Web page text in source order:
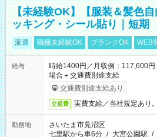
【未経験OK】【服装＆髪色
ッキング・シール貼り｜短期
派遣 職種未経験OK ブランクOK WEB
給与
時給1400円／月収例：117,600
場合＋交通費別途支給
交通費別途支給あり
交通費 実費支給／当社規定あり。
勤務地
さいたま市見沼区
七里駅から車6分 / 大宮公園駅 /